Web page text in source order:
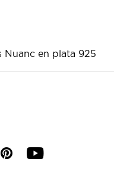
Nuanc en plata 925
p y